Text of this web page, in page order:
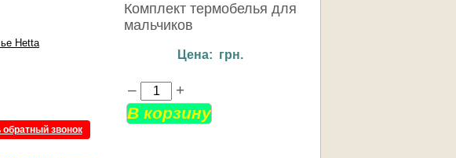
Hetta
обратный звонок
Комплект термобелья для
мальчиков
Цена: грн.
– +